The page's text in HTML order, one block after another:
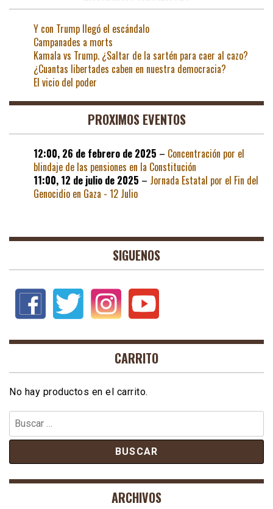
Y con Trump llegó el escándalo
Campanades a morts
Kamala vs Trump. ¿Saltar de la sartén para caer al cazo?
¿Cuantas libertades caben en nuestra democracia?
El vicio del poder
PROXIMOS EVENTOS
12:00, 26 de febrero de 2025 – Concentración por el
blindaje de las pensiones en la Constitución
11:00, 12 de julio de 2025 – Jornada Estatal por el Fin del
Genocidio en Gaza - 12 Julio
SIGUENOS
CARRITO
No hay productos en el carrito.
Buscar:
ARCHIVOS